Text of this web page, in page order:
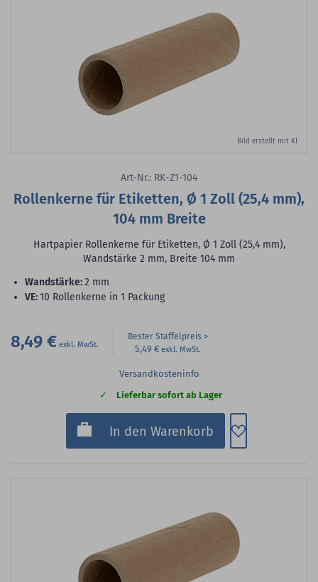
Bild erstellt mit KI
Art-Nr.: RK-Z1-104
Rollenkerne für Etiketten, Ø 1 Zoll (25,4 mm),
104 mm Breite
Hartpapier Rollenkerne für Etiketten, Ø 1 Zoll (25,4 mm),
Wandstärke 2 mm, Breite 104 mm
Wandstärke:2 mm
VE:10 Rollenkerne in 1 Packung
8,49 € Bester Staffelpreis
5,49 €
Versandkosteninfo
Lieferbar sofort ab Lager
In den Warenkorb Zum